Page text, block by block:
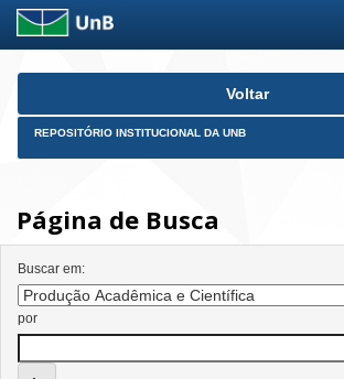
Skip
Voltar
REPOSITÓRIO INSTITUCIONAL DA UNB
Página de Busca
Buscar em:
por